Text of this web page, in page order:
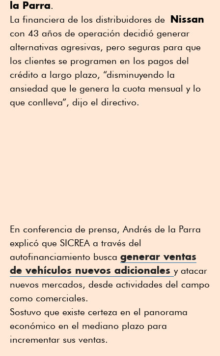
la Parra.
La financiera de los distribuidores de Nissan
con 43 años de operación decidió generar
alternativas agresivas, pero seguras para que
los clientes se programen en los pagos del
crédito a largo plazo, “disminuyendo la
ansiedad que le genera la cuota mensual y lo
que conlleva”, dijo el directivo.
En conferencia de prensa, Andrés de la Parra
explicó que SICREA a través del
autofinanciamiento busca generar ventas
de vehículos nuevos adicionales y atacar
nuevos mercados, desde actividades del campo
como comerciales.
Sostuvo que existe certeza en el panorama
económico en el mediano plazo para
incrementar sus ventas.